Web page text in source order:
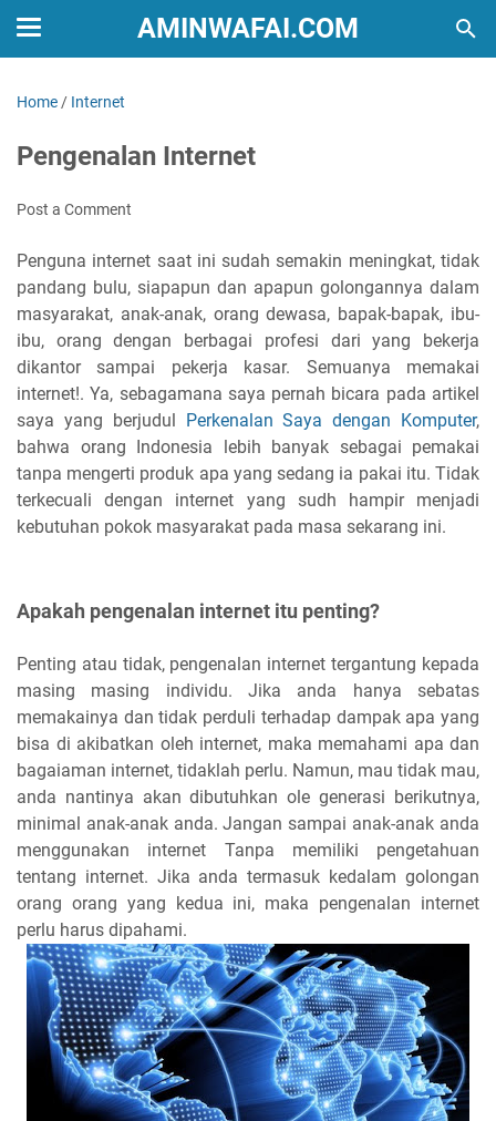
AMINWAFAI.COM
Home / Internet
Pengenalan Internet
Post a Comment
Penguna internet saat ini sudah semakin meningkat, tidak
pandang bulu, siapapun dan apapun golongannya dalam
masyarakat, anak-anak, orang dewasa, bapak-bapak, ibu-
ibu, orang dengan berbagai profesi dari yang bekerja
dikantor sampai pekerja kasar. Semuanya memakai
internet!. Ya, sebagamana saya pernah bicara pada artikel
saya yang berjudul Perkenalan Saya dengan Komputer,
bahwa orang Indonesia lebih banyak sebagai pemakai
tanpa mengerti produk apa yang sedang ia pakai itu. Tidak
terkecuali dengan internet yang sudh hampir menjadi
kebutuhan pokok masyarakat pada masa sekarang ini.
Apakah pengenalan internet itu penting?
Penting atau tidak, pengenalan internet tergantung kepada
masing masing individu. Jika anda hanya sebatas
memakainya dan tidak perduli terhadap dampak apa yang
bisa di akibatkan oleh internet, maka memahami apa dan
bagaiaman internet, tidaklah perlu. Namun, mau tidak mau,
anda nantinya akan dibutuhkan ole generasi berikutnya,
minimal anak-anak anda. Jangan sampai anak-anak anda
menggunakan internet Tanpa memiliki pengetahuan
tentang internet. Jika anda termasuk kedalam golongan
orang orang yang kedua ini, maka pengenalan internet
perlu harus dipahami.